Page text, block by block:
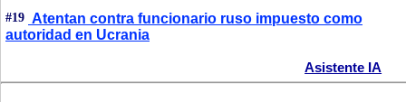
#19 Atentan contra funcionario ruso impuesto como
autoridad en Ucrania
Asistente IA